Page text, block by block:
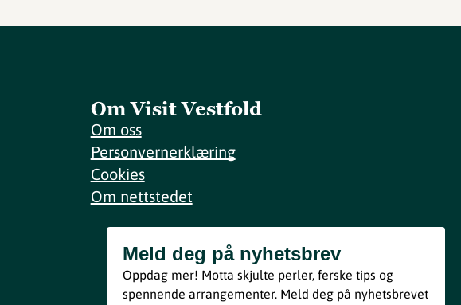
Om Visit Vestfold
Om oss
Personvernerklæring
Cookies
Om nettstedet
Meld deg på nyhetsbrev
Bli med
Meld deg på nyhetsbrev
Oppdag mer! Motta skjulte perler, ferske tips og
spennende arrangementer. Meld deg på nyhetsbrevet